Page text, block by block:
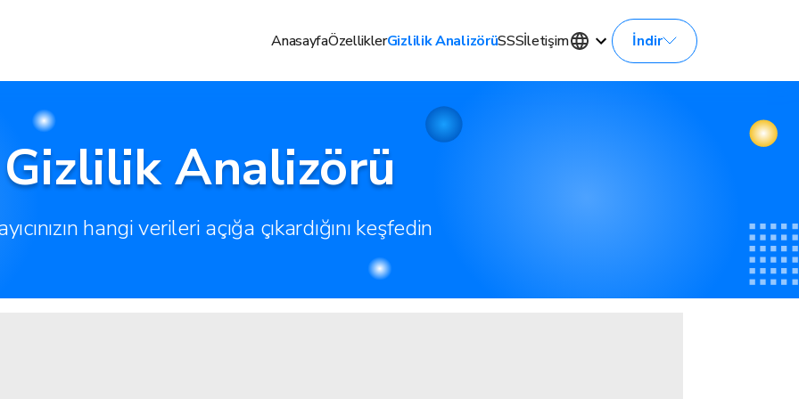
AnasayfaÖzelliklerGizlilik AnalizörüSSSİletişim İndir
Gizlilik Analizörü
hangi verileri açığa çıkardığını keşfedin